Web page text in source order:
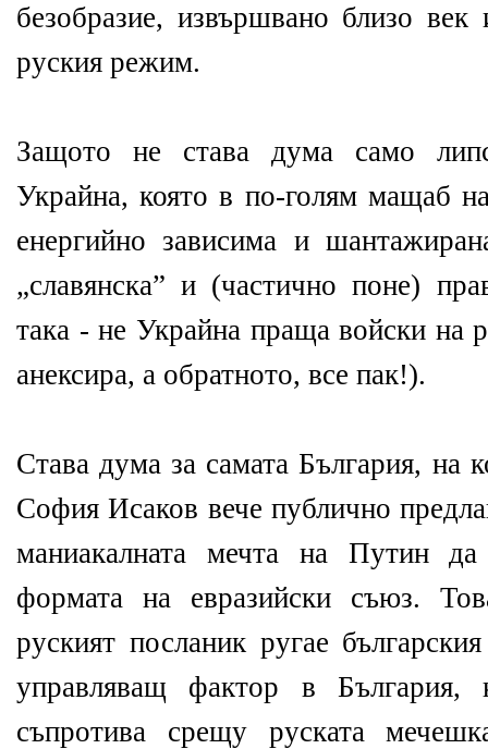
безобразие, извършвано близо
руския режим.
Защото не става дума само
Украйна, която в по-голям мащаб
енергийно зависима и
„славянска” и (частично поне)
така - не Украйна праща войски на
анексира, а обратното, все пак!).
Става дума за самата България, на
София Исаков вече публично
маниакалната мечта на Путин
формата на евразийски съюз.
руският посланик ругае
управляващ фактор в България,
съпротива срещу руската